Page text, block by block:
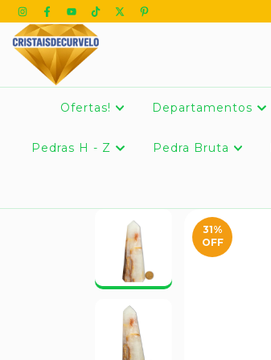
Ofertas! Departamentos
Pedras H - Z Pedra Bruta
31%
OFF